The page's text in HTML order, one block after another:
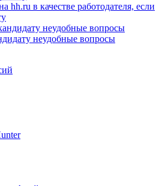
hh.ru в качестве работодателя, если
неудобные вопросы